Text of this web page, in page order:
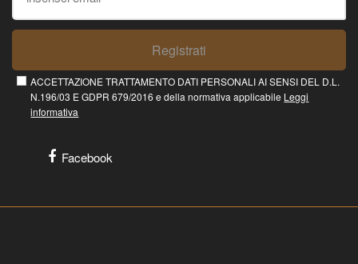
Registrati
ACCETTAZIONE TRATTAMENTO DATI PERSONALI AI SENSI DEL D.L.
N.196/03 E GDPR 679/2016 e della normativa applicabile Leggi
informativa
Facebook